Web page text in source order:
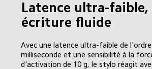
Latence ultra-faible,
écriture fluide
Avec une latence ultra-faible de l'ordre
milliseconde et une sensibilité à la
d'activation de 10 g, le stylo réagit